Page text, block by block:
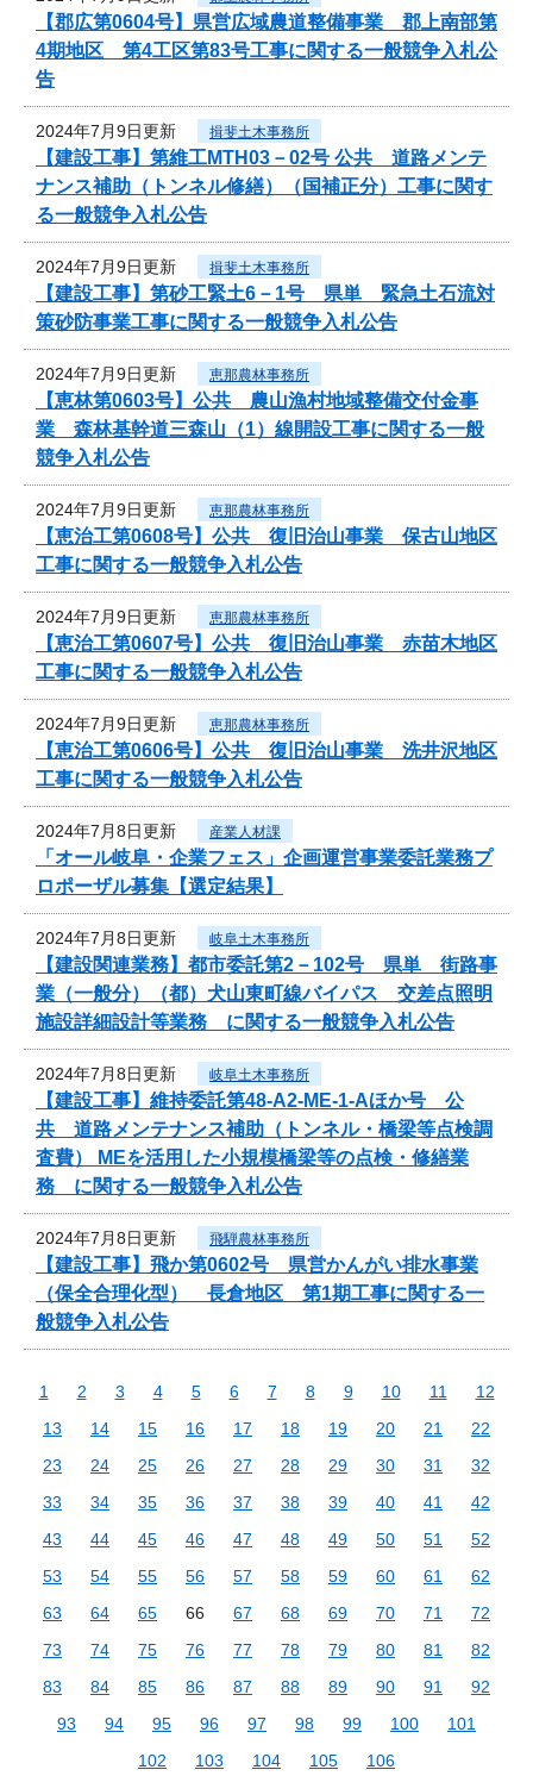
【郡広第0604号】県営広域農道整備事業 郡上南部第
4期地区 第4工区第83号工事に関する一般競争入札公
告
2024年7月9日更新 揖斐土木事務所
【建設工事】第維工MTH03－02号 公共 道路メンテ
ナンス補助（トンネル修繕）（国補正分）工事に関す
る一般競争入札公告
2024年7月9日更新 揖斐土木事務所
【建設工事】第砂工緊土6－1号 県単 緊急土石流対
策砂防事業工事に関する一般競争入札公告
2024年7月9日更新 恵那農林事務所
【恵林第0603号】公共 農山漁村地域整備交付金事
業 森林基幹道三森山（1）線開設工事に関する一般
競争入札公告
2024年7月9日更新 恵那農林事務所
【恵治工第0608号】公共 復旧治山事業 保古山地区
工事に関する一般競争入札公告
2024年7月9日更新 恵那農林事務所
【恵治工第0607号】公共 復旧治山事業 赤苗木地区
工事に関する一般競争入札公告
2024年7月9日更新 恵那農林事務所
【恵治工第0606号】公共 復旧治山事業 洗井沢地区
工事に関する一般競争入札公告
2024年7月8日更新 産業人材課
「オール岐阜・企業フェス」企画運営事業委託業務プ
ロポーザル募集【選定結果】
2024年7月8日更新 岐阜土木事務所
【建設関連業務】都市委託第2－102号 県単 街路事
業（一般分）（都）犬山東町線バイパス 交差点照明
施設詳細設計等業務 に関する一般競争入札公告
2024年7月8日更新 岐阜土木事務所
【建設工事】維持委託第48-A2-ME-1-Aほか号 公
共 道路メンテナンス補助（トンネル・橋梁等点検調
査費） MEを活用した小規模橋梁等の点検・修繕業
務 に関する一般競争入札公告
2024年7月8日更新 飛騨農林事務所
【建設工事】飛か第0602号 県営かんがい排水事業
（保全合理化型） 長倉地区 第1期工事に関する一
般競争入札公告
1 2 3 4 5 6 7 8 9 10 11
12
13
14 15 16 17 18 19 20 21
22
23
24 25 26 27 28 29 30 31
32
33
34 35 36 37 38 39 40 41
42
43
44 45 46 47 48 49 50 51
52
53
54 55 56 57 58 59 60 61
62
63
64 65 66 67 68 69 70 71
72
73
74 75 76 77 78 79 80 81
82
83
84 85 86 87 88 89 90 91
92
93
94 95 96 97 98 99 100
101
102
103 104 105 106